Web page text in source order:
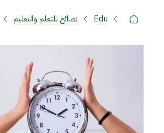
Edu نصائح للتعلم والتعليم